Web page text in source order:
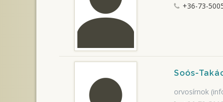
+36-73-
Soós-
orvosírnok